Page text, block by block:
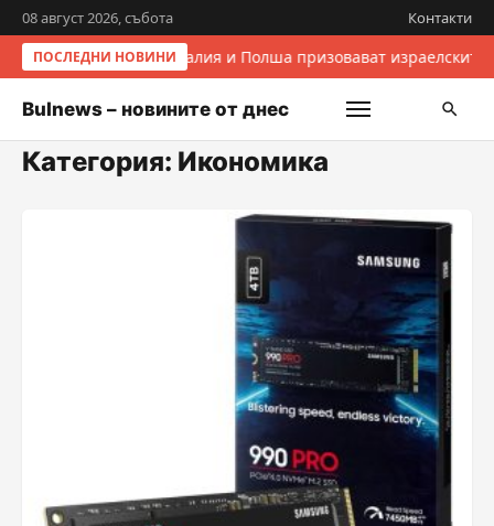
08 август 2026, събота Контакти
ПОСЛЕДНИ НОВИНИИталия и Полша призовават
Bulnews – новините от днес
Категория: Икономика